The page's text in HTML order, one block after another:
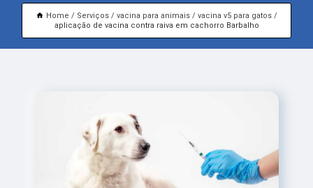
Home Serviços vacina para animais
vacina v5 para gatos
aplicação de vacina contra raiva em cachorro Barbalho